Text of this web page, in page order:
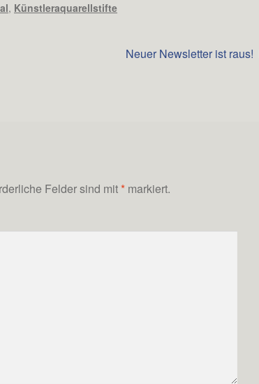
, Künstleraquarellstifte
Nächster
Neuer Newsletter ist raus!
Felder sind mit *markiert.